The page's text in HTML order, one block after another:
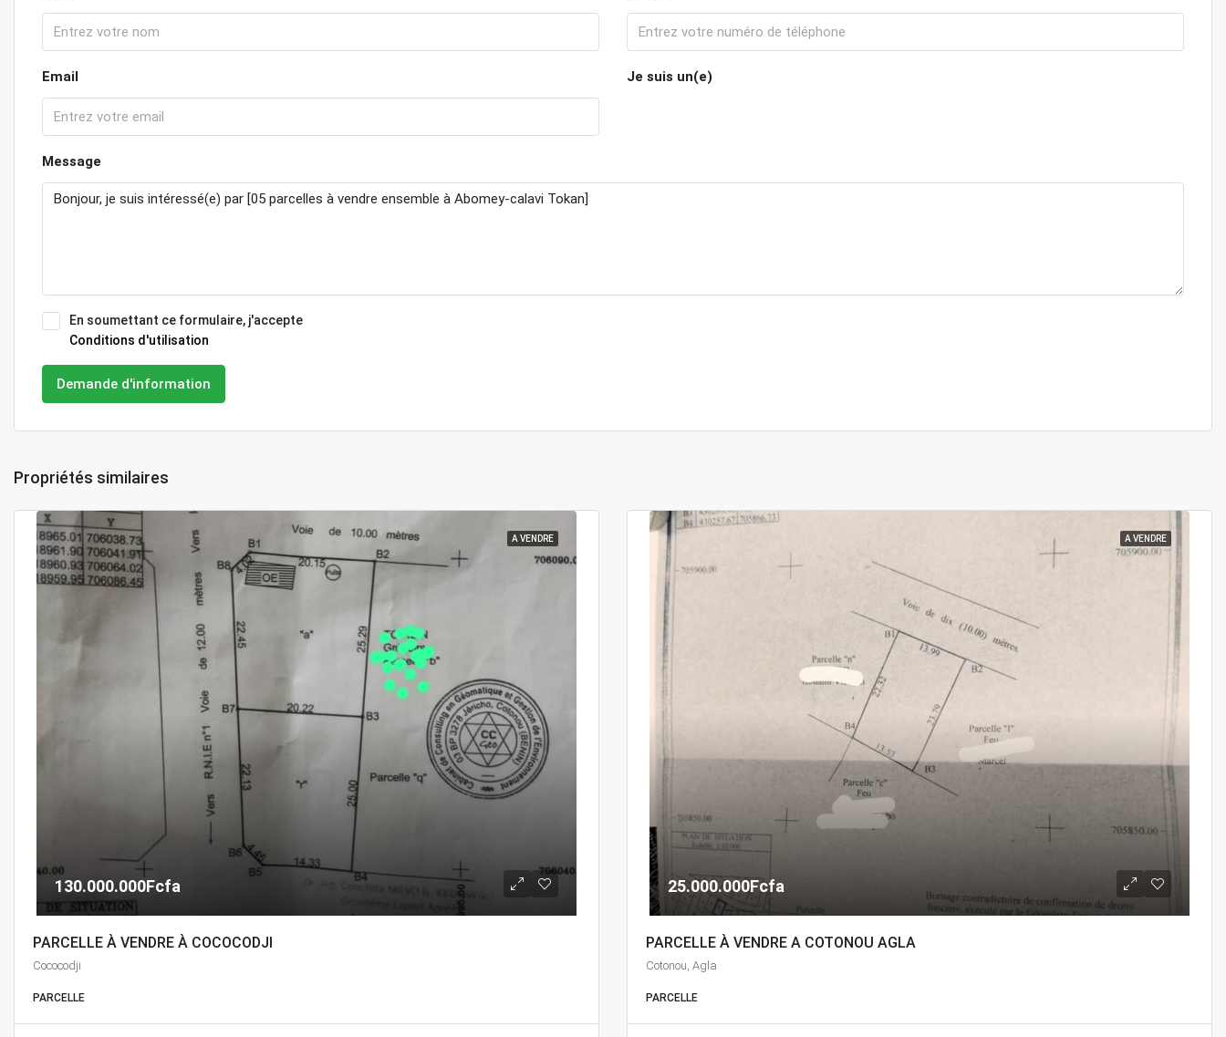
Email Je suis un(e)
Message
En soumettant ce formulaire, j'accepte
Conditions d'utilisation
Demande d'information
Propriétés similaires
A VENDRE
130.000.000Fcfa
PARCELLE À VENDRE À COCOCODJI
Cococodji
PARCELLE
A VENDRE
25.000.000Fcfa
PARCELLE À VENDRE A COTONOU AGLA
Cotonou, Agla
PARCELLE